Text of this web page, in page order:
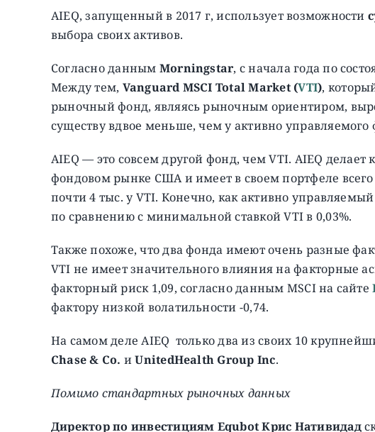
AIEQ, запущенный в 2017 г, использует возможности
выбора своих активов.
Согласно данным Morningstar, с начала года по
Между тем, Vanguard MSCI Total Market (VTI),
рыночный фонд, являясь рыночным ориентиром,
существу вдвое меньше, чем у активно управляемого
AIEQ — это совсем другой фонд, чем VTI. AIEQ
фондовом рынке США и имеет в своем портфеле
почти 4 тыс. у VTI. Конечно, как активно
по сравнению с минимальной ставкой VTI в 0,03%.
Также похоже, что два фонда имеют очень разные
VTI не имеет значительного влияния на факторные
факторный риск 1,09, согласно данным MSCI на сайте
фактору низкой волатильности -0,74.
На самом деле AIEQ только два из своих 10
Chase & Co. иUnitedHealth Group Inc.
Помимо стандартных рыночных данных
Директор по инвестициям Equbot Крис Нативидад